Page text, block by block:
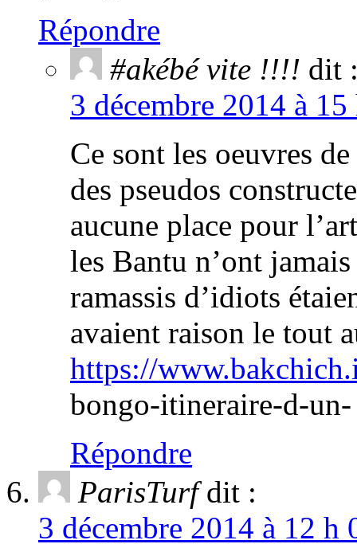
Répondre
#akébé vite !!!! dit
3 décembre 2014 à
Ce sont les oeuvres
des pseudos
aucune place pour
les Bantu n’ont
ramassis d’idiots
avaient raison le tout
https://
bongo-itineraire-d-
Répondre
ParisTurf dit :
3 décembre 2014 à 12